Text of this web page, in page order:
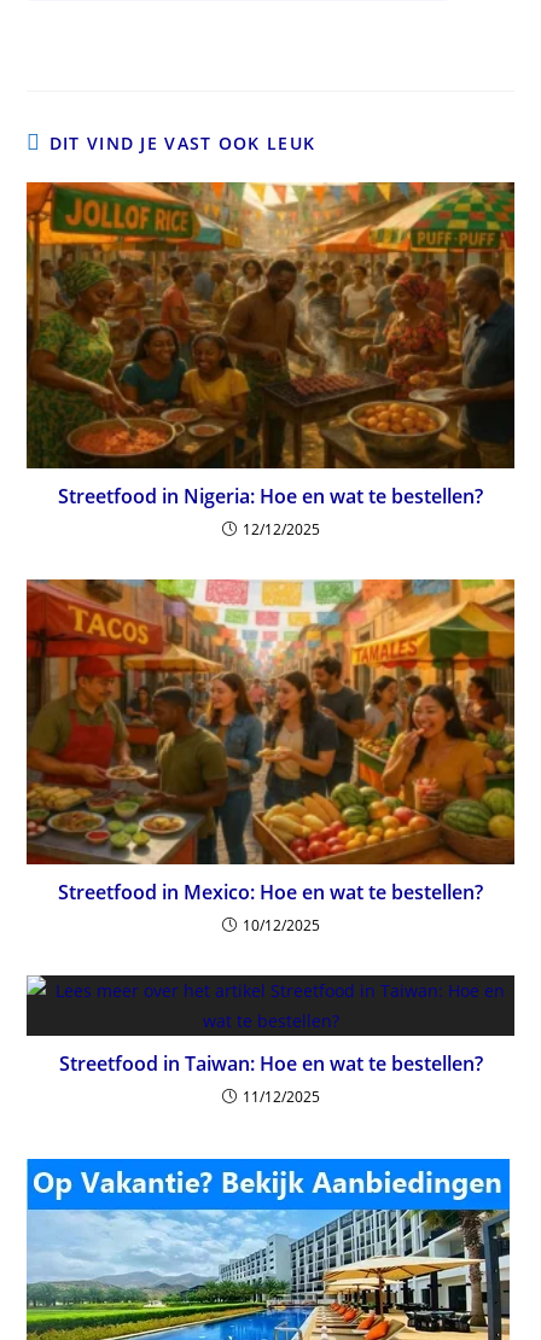
DIT VIND JE VAST OOK LEUK
Streetfood in Nigeria: Hoe en wat te bestellen?
12/12/2025
Streetfood in Mexico: Hoe en wat te bestellen?
10/12/2025
Streetfood in Taiwan: Hoe en wat te bestellen?
11/12/2025